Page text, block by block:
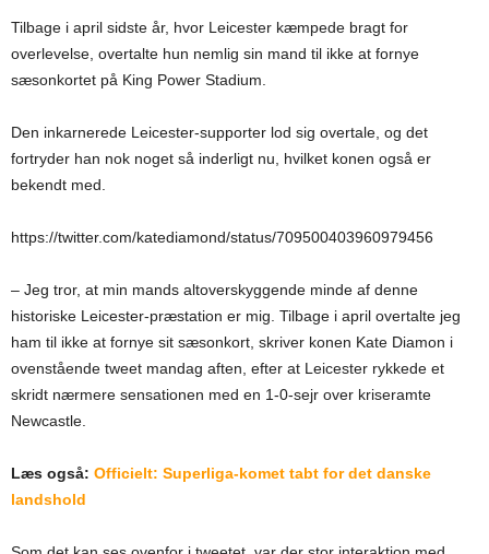
Tilbage i april sidste år, hvor Leicester kæmpede bragt for
overlevelse, overtalte hun nemlig sin mand til ikke at fornye
sæsonkortet på King Power Stadium.
Den inkarnerede Leicester-supporter lod sig overtale, og det
fortryder han nok noget så inderligt nu, hvilket konen også er
bekendt med.
https://twitter.com/katediamond/status/709500403960979456
– Jeg tror, at min mands altoverskyggende minde af denne
historiske Leicester-præstation er mig. Tilbage i april overtalte jeg
ham til ikke at fornye sit sæsonkort, skriver konen Kate Diamon i
ovenstående tweet mandag aften, efter at Leicester rykkede et
skridt nærmere sensationen med en 1-0-sejr over kriseramte
Newcastle.
Læs også: Officielt: Superliga-komet tabt for det danske
landshold